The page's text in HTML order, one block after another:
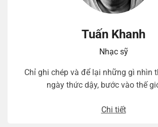
Tuấn Khanh
Nhạc sỹ
Chỉ ghi chép và để lại những gì nhìn
ngày thức dậy, bước vào thế
Chi tiết